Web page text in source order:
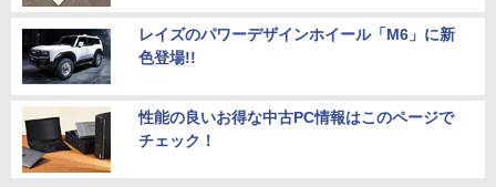
レイズのパワーデザインホイール「M6」に新
色登場!!
性能の良いお得な中古PC情報はこのページで
チェック！